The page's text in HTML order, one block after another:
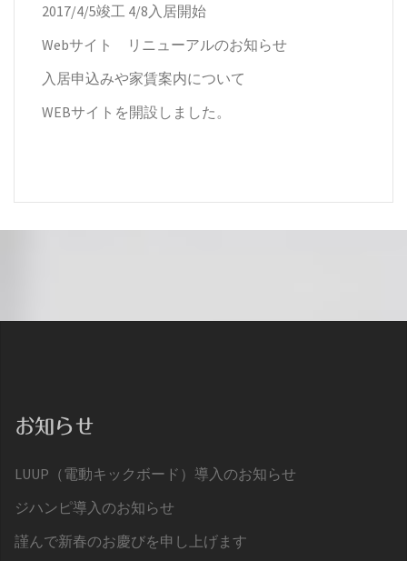
2017/4/5竣工 4/8入居開始
Webサイト リニューアルのお知らせ
入居申込みや家賃案内について
WEBサイトを開設しました。
お知らせ
LUUP（電動キックボード）導入のお知らせ
ジハンピ導入のお知らせ
謹んで新春のお慶びを申し上げます